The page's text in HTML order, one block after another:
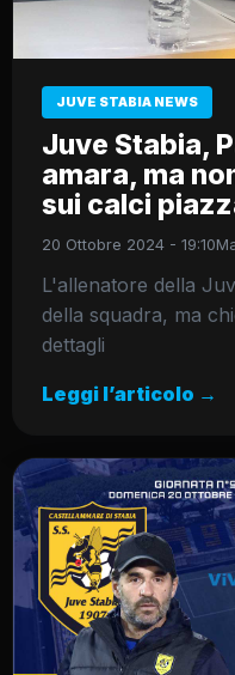
JUVE STABIA NEWS
Juve Stabia,
amara, ma
sui calci
20 Ottobre 2024 - 19:10
L'allenatore della
della squadra, ma
dettagli
Leggi l’articolo →